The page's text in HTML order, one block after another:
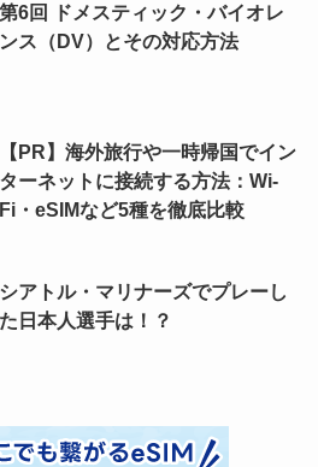
第6回 ドメスティック・バイオレ
ンス（DV）とその対応方法
【PR】海外旅行や一時帰国でイン
ターネットに接続する方法：Wi-
Fi・eSIMなど5種を徹底比較
シアトル・マリナーズでプレーし
た日本人選手は！？